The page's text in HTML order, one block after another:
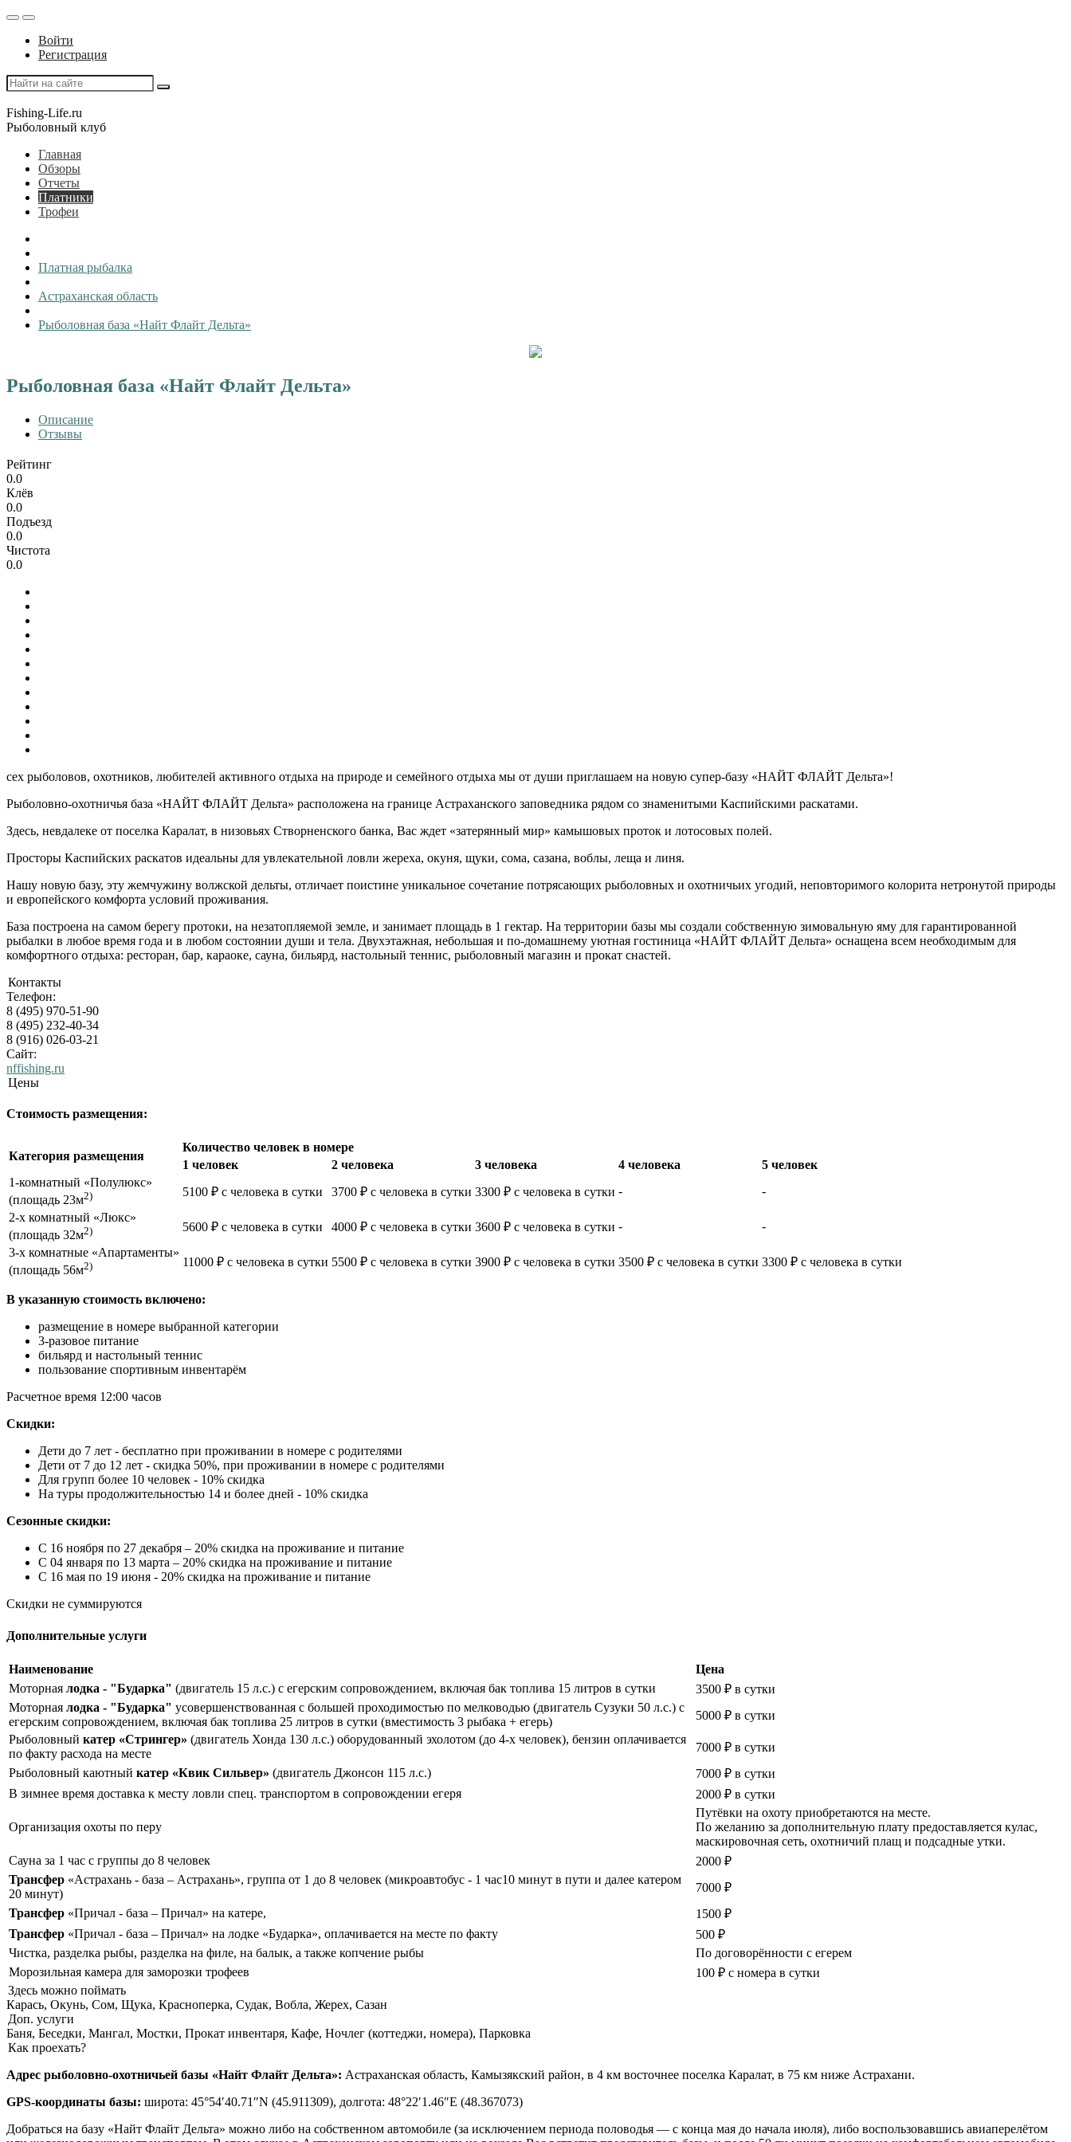
Войти
Регистрация
Fishing-Life.ru
Рыболовный клуб
Главная
Обзоры
Отчеты
Платники
Трофеи
Платная рыбалка
Астраханская область
Рыболовная база «Найт Флайт Дельта»
Рыболовная база «Найт Флайт Дельта»
Описание
Отзывы
Рейтинг
0.0
Клёв
0.0
Подъезд
0.0
Чистота
0.0
сех рыболовов, охотников, любителей активного отдыха на природе и семейного отдыха мы от души приглашаем на новую супер-базу «НАЙТ ФЛАЙТ Дельта»!
Рыболовно-охотничья база «НАЙТ ФЛАЙТ Дельта» расположена на границе Астраханского заповедника рядом со знаменитыми Каспийскими раскатами.
Здесь, невдалеке от поселка Каралат, в низовьях Створненского банка, Вас ждет «затерянный мир» камышовых проток и лотосовых полей.
Просторы Каспийских раскатов идеальны для увлекательной ловли жереха, окуня, щуки, сома, сазана, воблы, леща и линя.
Нашу новую базу, эту жемчужину волжской дельты, отличает поистине уникальное сочетание потрясающих рыболовных и охотничьих угодий, неповторимого колорита нетронутой природы
и европейского комфорта условий проживания.
База построена на самом берегу протоки, на незатопляемой земле, и занимает площадь в 1 гектар. На территории базы мы создали собственную зимовальную яму для гарантированной
рыбалки в любое время года и в любом состоянии души и тела. Двухэтажная, небольшая и по-домашнему уютная гостиница «НАЙТ ФЛАЙТ Дельта» оснащена всем необходимым для
комфортного отдыха: ресторан, бар, караоке, сауна, бильярд, настольный теннис, рыболовный магазин и прокат снастей.
Контакты
Телефон:
8 (495) 970-51-90
8 (495) 232-40-34
8 (916) 026-03-21
Сайт:
nffishing.ru
Цены
Стоимость размещения:
Категория размещения
Количество человек в номере
1 человек
2 человека 3 человека 4 человека
5 человек
1-комнатный «Полулюкс»
(площадь 23м2) 5100 ₽ с человека в сутки 3700 ₽ с человека в сутки 3300 ₽ с человека в сутки -
-
2-х комнатный «Люкс»
(площадь 32м2) 5600 ₽ с человека в сутки 4000 ₽ с человека в сутки 3600 ₽ с человека в сутки -
-
3-х комнатные «Апартаменты»
(площадь 56м2) 11000 ₽ с человека в сутки 5500 ₽ с человека в сутки 3900 ₽ с человека в сутки 3500 ₽ с человека в сутки 3300 ₽ с человека в сутки
В указанную стоимость включено:
размещение в номере выбранной категории
3-разовое питание
бильярд и настольный теннис
пользование спортивным инвентарём
Расчетное время 12:00 часов
Скидки:
Дети до 7 лет - бесплатно при проживании в номере с родителями
Дети от 7 до 12 лет - скидка 50%, при проживании в номере с родителями
Для групп более 10 человек - 10% скидка
На туры продолжительностью 14 и более дней - 10% скидка
Сезонные скидки:
С 16 ноября по 27 декабря – 20% скидка на проживание и питание
С 04 января по 13 марта – 20% скидка на проживание и питание
С 16 мая по 19 июня - 20% скидка на проживание и питание
Скидки не суммируются
Дополнительные услуги
Наименование
Цена
Моторная лодка - "Бударка" (двигатель 15 л.с.) с егерским сопровождением, включая бак топлива 15 литров в сутки
3500 ₽ в сутки
Моторная лодка - "Бударка" усовершенствованная с большей проходимостью по мелководью (двигатель Сузуки 50 л.с.) с
егерским сопровождением, включая бак топлива 25 литров в сутки (вместимость 3 рыбака + егерь)
5000 ₽ в сутки
Рыболовный катер «Стрингер» (двигатель Хонда 130 л.с.) оборудованный эхолотом (до 4-х человек), бензин оплачивается
по факту расхода на месте
7000 ₽ в сутки
Рыболовный каютный катер «Квик Сильвер» (двигатель Джонсон 115 л.с.)
7000 ₽ в сутки
В зимнее время доставка к месту ловли спец. транспортом в сопровождении егеря
2000 ₽ в сутки
Организация охоты по перу
Путёвки на охоту приобретаются на месте.
По желанию за дополнительную плату предоставляется кулас,
маскировочная сеть, охотничий плащ и подсадные утки.
Сауна за 1 час с группы до 8 человек
2000 ₽
Трансфер «Астрахань - база – Астрахань», группа от 1 до 8 человек (микроавтобус - 1 час10 минут в пути и далее катером
20 минут)
7000 ₽
Трансфер «Причал - база – Причал» на катере,
1500 ₽
Трансфер «Причал - база – Причал» на лодке «Бударка», оплачивается на месте по факту
500 ₽
Чистка, разделка рыбы, разделка на филе, на балык, а также копчение рыбы
По договорённости с егерем
Морозильная камера для заморозки трофеев
100 ₽ с номера в сутки
Здесь можно поймать
Карась, Окунь, Сом, Щука, Красноперка, Судак, Вобла, Жерех, Сазан
Доп. услуги
Баня, Беседки, Мангал, Мостки, Прокат инвентаря, Кафе, Ночлег (коттеджи, номера), Парковка
Как проехать?
Адрес рыболовно-охотничьей базы «Найт Флайт Дельта»: Астраханская область, Камызякский район, в 4 км восточнее поселка Каралат, в 75 км ниже Астрахани.
GPS-координаты базы: широта: 45°54′40.71″N (45.911309), долгота: 48°22′1.46″E (48.367073)
Добраться на базу «Найт Флайт Дельта» можно либо на собственном автомобиле (за исключением периода половодья — с конца мая до начала июля), либо воспользовавшись авиаперелётом